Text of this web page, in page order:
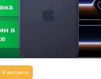
В рассрочку